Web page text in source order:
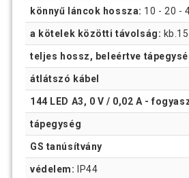
könnyű láncok hossza: 10 - 20 -
a kötelek közötti távolság:
teljes hossz, beleértve
átlátszó kábel
144 LED A3, 0 V / 0,02 A -
tápegység
GS tanúsítvány
védelem: IP44